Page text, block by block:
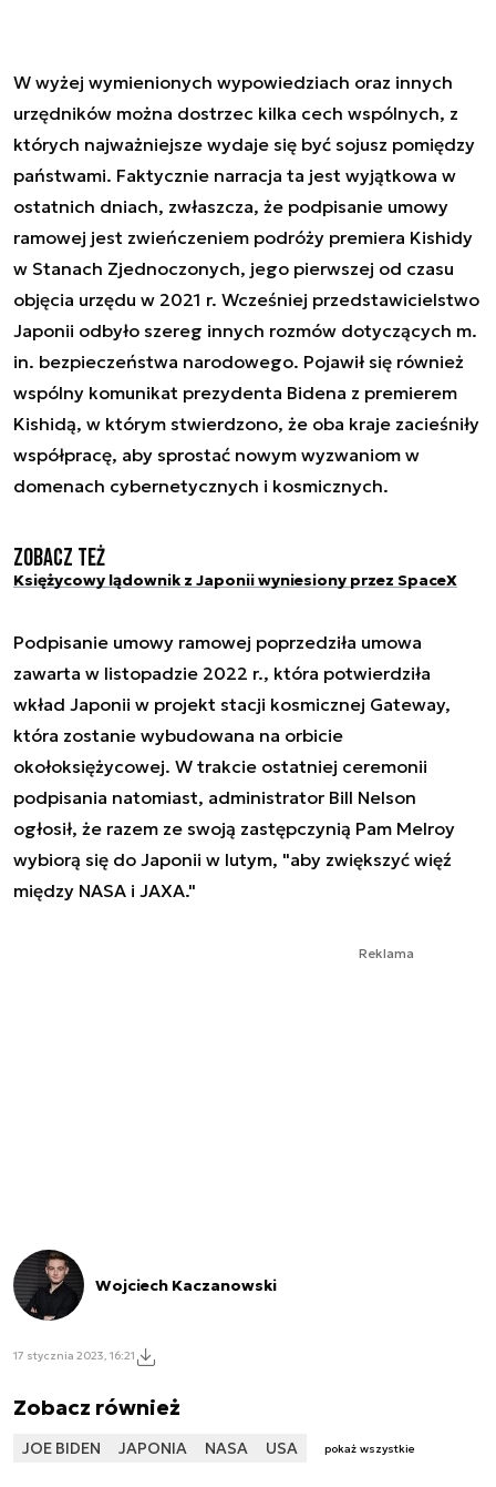
W wyżej wymienionych wypowiedziach oraz innych
urzędników można dostrzec kilka cech wspólnych, z
których najważniejsze wydaje się być sojusz pomiędzy
państwami. Faktycznie narracja ta jest wyjątkowa w
ostatnich dniach, zwłaszcza, że podpisanie umowy
ramowej jest zwieńczeniem podróży premiera Kishidy
w Stanach Zjednoczonych, jego pierwszej od czasu
objęcia urzędu w 2021 r. Wcześniej przedstawicielstwo
Japonii odbyło szereg innych rozmów dotyczących m.
in. bezpieczeństwa narodowego. Pojawił się również
wspólny komunikat prezydenta Bidena z premierem
Kishidą, w którym stwierdzono, że oba kraje zacieśniły
współpracę, aby sprostać nowym wyzwaniom w
domenach cybernetycznych i kosmicznych.
Zobacz też
Księżycowy lądownik z Japonii wyniesiony przez SpaceX
Podpisanie umowy ramowej poprzedziła umowa
zawarta w listopadzie 2022 r., która potwierdziła
wkład Japonii w projekt stacji kosmicznej Gateway,
która zostanie wybudowana na orbicie
okołoksiężycowej. W trakcie ostatniej ceremonii
podpisania natomiast, administrator Bill Nelson
ogłosił, że razem ze swoją zastępczynią Pam Melroy
wybiorą się do Japonii w lutym, "aby zwiększyć więź
między NASA i JAXA."
Reklama
Wojciech Kaczanowski
17 stycznia 2023, 16:21
Zobacz również
JOE BIDEN JAPONIA NASA USA pokaż wszystkie